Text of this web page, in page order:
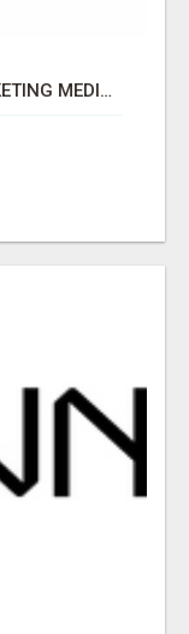
BLACK ORLOV AGENCIA DE MARKETING MEDICO